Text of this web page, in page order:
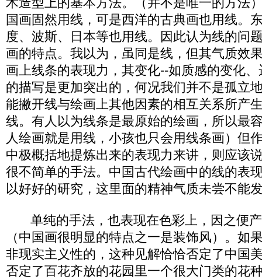
国画固然用线，可是西洋的古典画也用线。
度、波斯、日本等也用线。因此认为线的问
画的特点。我以为，虽同是线，但其气质效
画上线条的表现力，其变化--如质感的变化
的描写是更加突出的，何况我们并不是孤立
能撇开线与绘画上其他因素的相互关系所产
线。有人以为线条是最原始的绘画，所以最
人绘画就是用线，小孩也只会用线条画）但
中极概括地提炼出来的表现力来讲，则应该
很不简单的手法。中国古代绘画中的线的表
以好好的研究，这里面的精神气质未尝不能
单纯的手法，也表现在色彩上，因之便产
（中国画很明显的特点之一是装饰风）。如
非现实主义性的，这种见解恰恰否定了中国
否定了百花齐放的花园里一个很大门类的花